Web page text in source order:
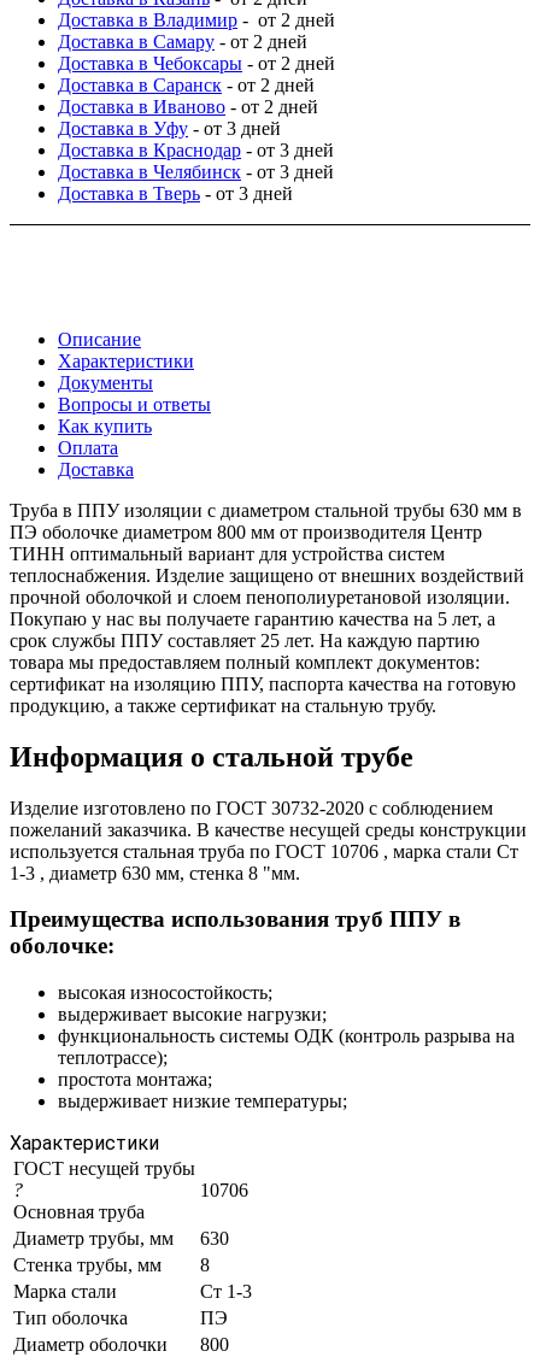
Доставка в Владимир - от 2 дней
Доставка в Самару - от 2 дней
Доставка в Чебоксары - от 2 дней
Доставка в Саранск - от 2 дней
Доставка в Иваново - от 2 дней
Доставка в Уфу - от 3 дней
Доставка в Краснодар - от 3 дней
Доставка в Челябинск - от 3 дней
Доставка в Тверь - от 3 дней
Описание
Характеристики
Документы
Вопросы и ответы
Как купить
Оплата
Доставка
Труба в ППУ изоляции с диаметром стальной трубы 630 мм в
ПЭ оболочке диаметром 800 мм от производителя Центр
ТИНН оптимальный вариант для устройства систем
теплоснабжения. Изделие защищено от внешних воздействий
прочной оболочкой и слоем пенополиуретановой изоляции.
Покупаю у нас вы получаете гарантию качества на 5 лет, а
срок службы ППУ составляет 25 лет. На каждую партию
товара мы предоставляем полный комплект документов:
сертификат на изоляцию ППУ, паспорта качества на готовую
продукцию, а также сертификат на стальную трубу.
Информация о стальной трубе
Изделие изготовлено по ГОСТ 30732-2020 с соблюдением
пожеланий заказчика. В качестве несущей среды конструкции
используется стальная труба по ГОСТ 10706 , марка стали Ст
1-3 , диаметр 630 мм, стенка 8 "мм.
Преимущества использования труб ППУ в
оболочке:
высокая износостойкость;
выдерживает высокие нагрузки;
функциональность системы ОДК (контроль разрыва на
теплотрассе);
простота монтажа;
выдерживает низкие температуры;
Характеристики
ГОСТ несущей трубы
?
Основная труба
10706
Диаметр трубы, мм
630
Стенка трубы, мм
8
Марка стали
Ст 1-3
Тип оболочка
ПЭ
Диаметр оболочки
800